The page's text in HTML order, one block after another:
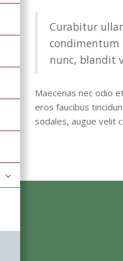
Curabitur
condimentum
nunc, blandit
Maecenas nec odio
eros faucibus
sodales, augue velit